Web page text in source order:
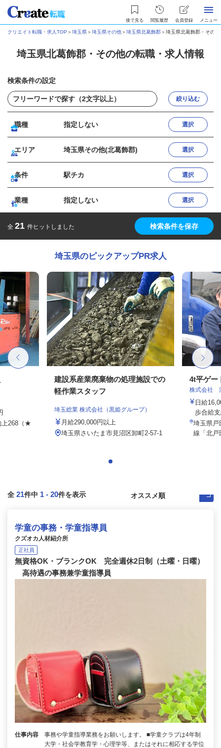
後で見る 閲覧履歴 会員登録 メニュー
クリエイト転職・求人TOP ＞埼玉県＞埼玉県その他＞埼玉県北葛飾郡＞埼玉県北葛飾郡・その
埼玉県北葛飾郡・その他の転職・求人情報
検索条件の設定
絞り込む
職種 指定しない 選択
エリア 埼玉県その他(北葛飾郡) 選択
条件 駅チカ 選択
業種 指定しない 選択
全 21 件ヒットしました 検索条件を保存
埼玉県のピックアップPR求人
上268（★
建設系産業廃棄物の処理施設での
軽作業スタッフ
埼玉総業 株式会社（黒姫グループ）
月給290,000円以上
埼玉県さいたま市見沼区卸町2-57-1
4t平ゲー
株式会社
日給
歩合給
埼玉県戸
線「北戸
全 21件中 1 - 20件を表示
学童の事務・学童指導員
クズオカ人材紹介所
正社員
無資格OK・ブランクOK 完全週休2日制（土曜・日曜）
高待遇の事務兼学童指導員
仕事内容
事務や学童指導業務をお願いします。 ■学童クラブは4年制
大学・社会学教育学・心理学等、またはそれに相応する学位